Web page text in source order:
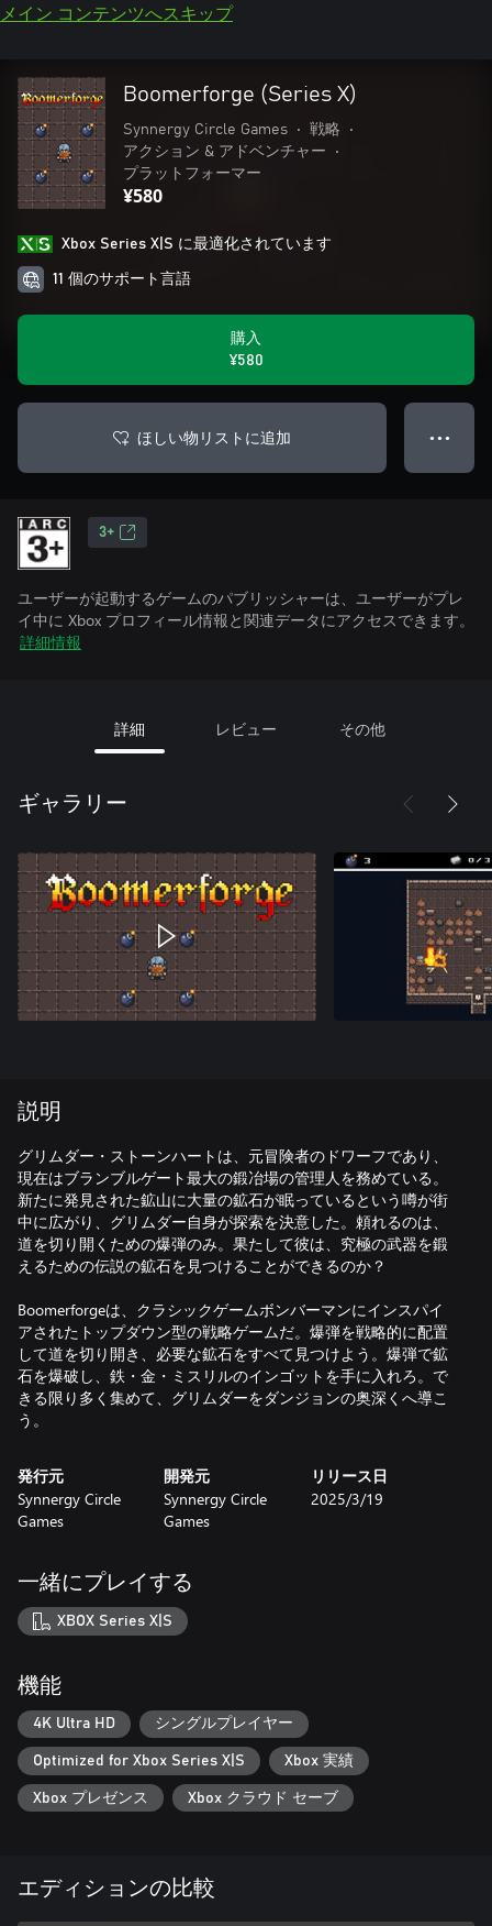
メイン コンテンツへスキップ
Boomerforge (Series X)
Synnergy Circle Games • 戦略
•
アクション & アドベンチャー
•
プラットフォーマー
¥580
Xbox Series X|S に最適化されています
11 個のサポート言語
購入
¥580
ほしい物リストに追加 ● ● ●
3+
ユーザーが起動するゲームのパブリッシャーは、ユーザーがプレ
イ中に Xbox プロフィール情報と関連データにアクセスできます。
詳細情報
詳細 レビュー その他
ギャラリー
説明
グリムダー・ストーンハートは、元冒険者のドワーフであり、
現在はブランブルゲート最大の鍛冶場の管理人を務めている。
新たに発見された鉱山に大量の鉱石が眠っているという噂が街
中に広がり、グリムダー自身が探索を決意した。頼れるのは、
道を切り開くための爆弾のみ。果たして彼は、究極の武器を鍛
えるための伝説の鉱石を見つけることができるのか？
Boomerforgeは、クラシックゲームボンバーマンにインスパイ
アされたトップダウン型の戦略ゲームだ。爆弾を戦略的に配置
して道を切り開き、必要な鉱石をすべて見つけよう。爆弾で鉱
石を爆破し、鉄・金・ミスリルのインゴットを手に入れろ。で
きる限り多く集めて、グリムダーをダンジョンの奥深くへ導こ
う。
発行元
Synnergy Circle
Games
開発元
Synnergy Circle
Games
リリース日
2025/3/19
一緒にプレイする
XBOX Series X|S
機能
4K Ultra HD シングルプレイヤー
Optimized for Xbox Series X|S Xbox 実績
Xbox プレゼンス Xbox クラウド セーブ
エディションの比較